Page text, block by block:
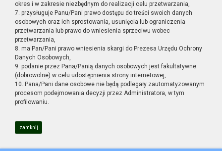
okres i w zakresie niezbędnym do realizacji celu przetwarzania,
7. przysługuje Panu/Pani prawo dostępu do treści swoich danych
osobowych oraz ich sprostowania, usunięcia lub ograniczenia
przetwarzania lub prawo do wniesienia sprzeciwu wobec
przetwarzania,
8. ma Pan/Pani prawo wniesienia skargi do Prezesa Urzędu Ochrony
Danych Osobowych,
9. podanie przez Pana/Panią danych osobowych jest fakultatywne
(dobrowolne) w celu udostępnienia strony internetowej,
10. Pana/Pani dane osobowe nie będą podlegały zautomatyzowanym
procesom podejmowania decyzji przez Administratora, w tym
profilowaniu.
zamknij